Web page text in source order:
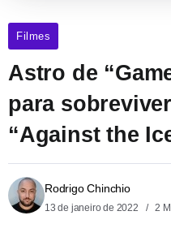
Filmes
Astro de
para
“Against the
Rodrigo Chinchio
13 de janeiro de 2022 2